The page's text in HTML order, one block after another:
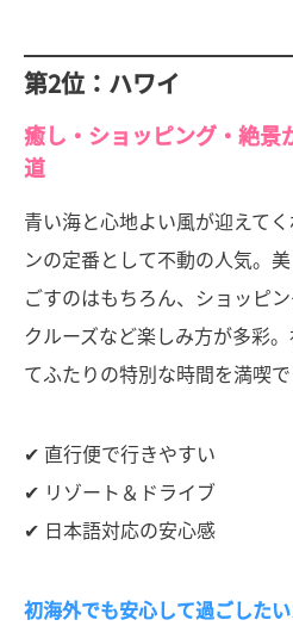
第2位：ハワイ
癒し・ショッピング・絶景
道
青い海と心地よい風が迎えて
ンの定番として不動の人気。
ごすのはもちろん、ショッピ
クルーズなど楽しみ方が多彩
てふたりの特別な時間を満喫で
✔ 直行便で行きやすい
✔ リゾート＆ドライブ
✔ 日本語対応の安心感
初海外でも安心して過ごした